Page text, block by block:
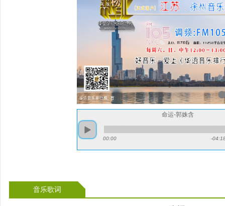
命运-郭姝含
00:00 -
音乐歌词